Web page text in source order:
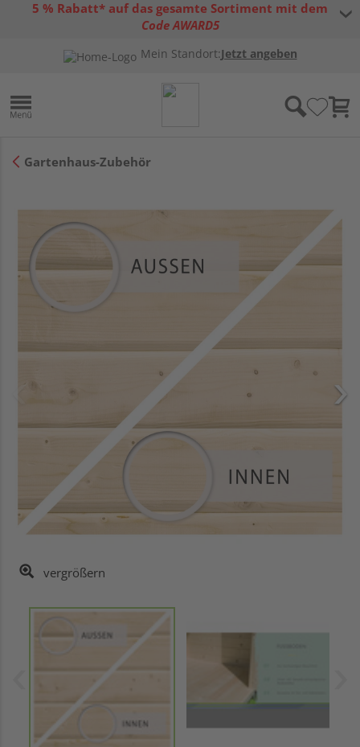
5 % Rabatt* auf das gesamte Sortiment mit dem
Code AWARD5
Gutscheinbedingungen
Mein Standort:Jetzt angeben
Gartenhaus-Zubehör
vergrößern